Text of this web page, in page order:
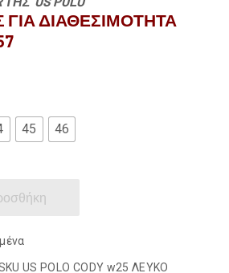
ΔΙΑΘΕΣΙΜΟΤΗΤΑ
45 46
US POLO CODY w25 ΛΕΥΚΟ